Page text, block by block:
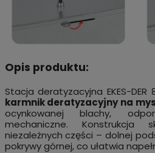
Opis produktu:
Stacja deratyzacyjna EKES-
karmnik deratyzacyjny na
ocynkowanej blachy,
mechaniczne.
niezależnych części – dolnej
pokrywy górnej, co ułatwia